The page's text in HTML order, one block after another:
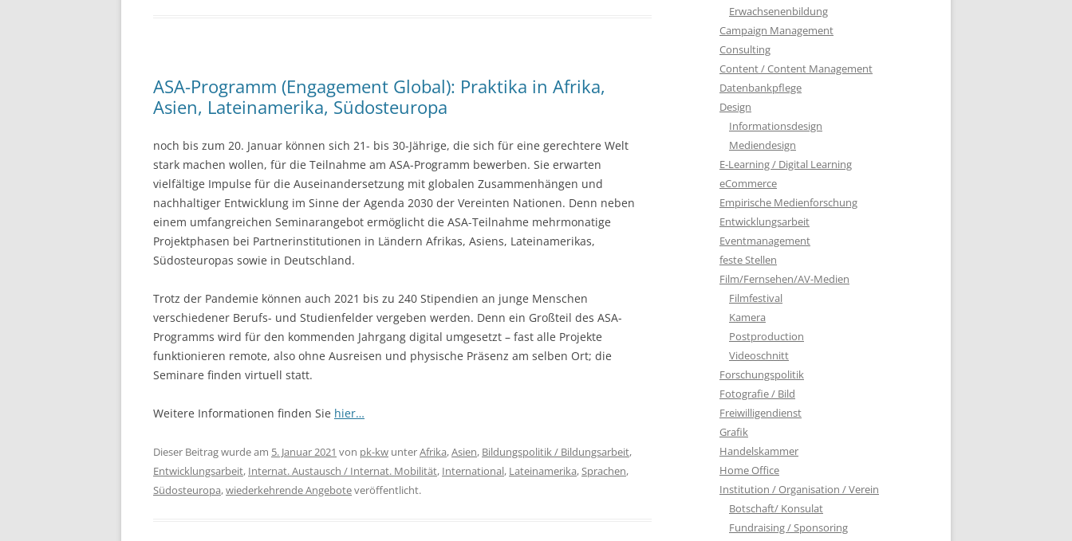
ASA-Programm (Engagement Global): Praktika in Afrika,
Asien, Lateinamerika, Südosteuropa
noch bis zum 20. Januar können sich 21- bis 30-Jährige, die sich für eine gerechtere Welt
stark machen wollen, für die Teilnahme am ASA-Programm bewerben. Sie erwarten
vielfältige Impulse für die Auseinandersetzung mit globalen Zusammenhängen und
nachhaltiger Entwicklung im Sinne der Agenda 2030 der Vereinten Nationen. Denn neben
einem umfangreichen Seminarangebot ermöglicht die ASA-Teilnahme mehrmonatige
Projektphasen bei Partnerinstitutionen in Ländern Afrikas, Asiens, Lateinamerikas,
Südosteuropas sowie in Deutschland.
Trotz der Pandemie können auch 2021 bis zu 240 Stipendien an junge Menschen
verschiedener Berufs- und Studienfelder vergeben werden. Denn ein Großteil des ASA-
Programms wird für den kommenden Jahrgang digital umgesetzt – fast alle Projekte
funktionieren remote, also ohne Ausreisen und physische Präsenz am selben Ort; die
Seminare finden virtuell statt.
Weitere Informationen finden Sie hier…
Dieser Beitrag wurde am 5. Januar 2021 von pk-kw unterAfrika,Asien, Bildungspolitik / Bildungsarbeit,
Entwicklungsarbeit, Internat. Austausch / Internat. Mobilität, International, Lateinamerika, Sprachen,
Südosteuropa,wiederkehrende Angeboteveröffentlicht.
Erwachsenenbildung
Campaign Management
Consulting
Content / Content Management
Datenbankpflege
Design
Informationsdesign
Mediendesign
E-Learning / Digital Learning
eCommerce
Empirische Medienforschung
Entwicklungsarbeit
Eventmanagement
feste Stellen
Film/Fernsehen/AV-Medien
Filmfestival
Kamera
Postproduction
Videoschnitt
Forschungspolitik
Fotografie / Bild
Freiwilligendienst
Grafik
Handelskammer
Home Office
Institution / Organisation / Verein
Botschaft/ Konsulat
Fundraising / Sponsoring